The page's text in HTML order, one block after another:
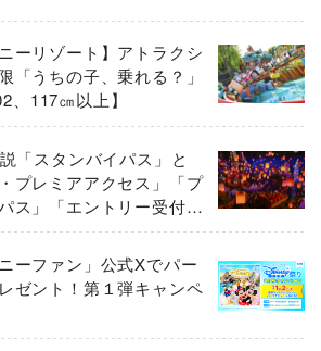
ーリゾート】アトラクシ
「うちの子、乗れる？」
、117㎝以上】
「スタンバイパス」と
プレミアアクセス」「プ
ス」「エントリー受付」
ーファン」公式Xでパー
ゼント！第１弾キャンペ